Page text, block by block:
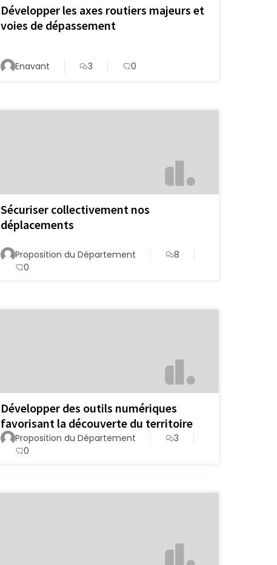
Développer les axes routiers majeurs et
voies de dépassement
Enavant 3 0
Sécuriser collectivement nos
déplacements
Proposition du Département
8
0
Développer des outils numériques
favorisant la découverte du territoire
Proposition du Département
3
0